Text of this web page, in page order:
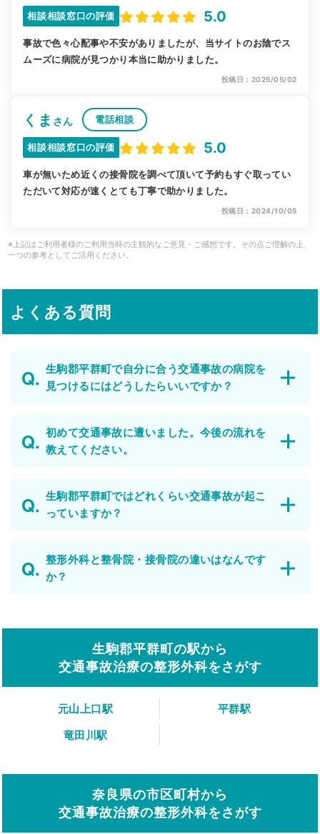
相談相談窓口の評価 5.0
事故で色々心配事や不安がありましたが、当サイトのお陰でス
ムーズに病院が見つかり本当に助かりました。
投稿日：2025/05/02
くま さん 電話相談
相談相談窓口の評価 5.0
車が無いため近くの接骨院を調べて頂いて予約もすぐ取ってい
ただいて対応が速くとても丁寧で助かりました。
投稿日：2024/10/05
※上記はご利用者様のご利用当時の主観的なご意見・ご感想です。その点ご理解の上、
一つの参考としてご活用ください。
よくある質問
生駒郡平群町で自分に合う交通事故の病院を
見つけるにはどうしたらいいですか？
初めて交通事故に遭いました。今後の流れを
教えてください。
生駒郡平群町ではどれくらい交通事故が起こ
っていますか？
整形外科と整骨院・接骨院の違いはなんです
か？
生駒郡平群町の駅から
交通事故治療の整形外科をさがす
元山上口駅
平群駅
竜田川駅
奈良県の市区町村から
交通事故治療の整形外科をさがす